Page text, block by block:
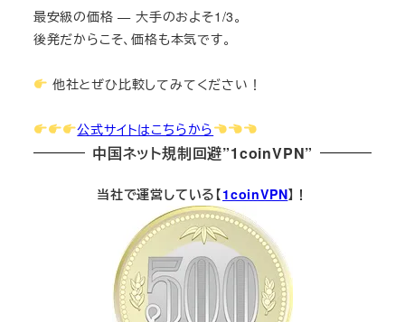
最安級の価格 — 大手のおよそ1/3。
後発だからこそ、価格も本気です。
他社とぜひ比較してみてください！
公式サイトはこちらから
中国ネット規制回避”1coinVPN”
当社で運営している【1coinVPN】！